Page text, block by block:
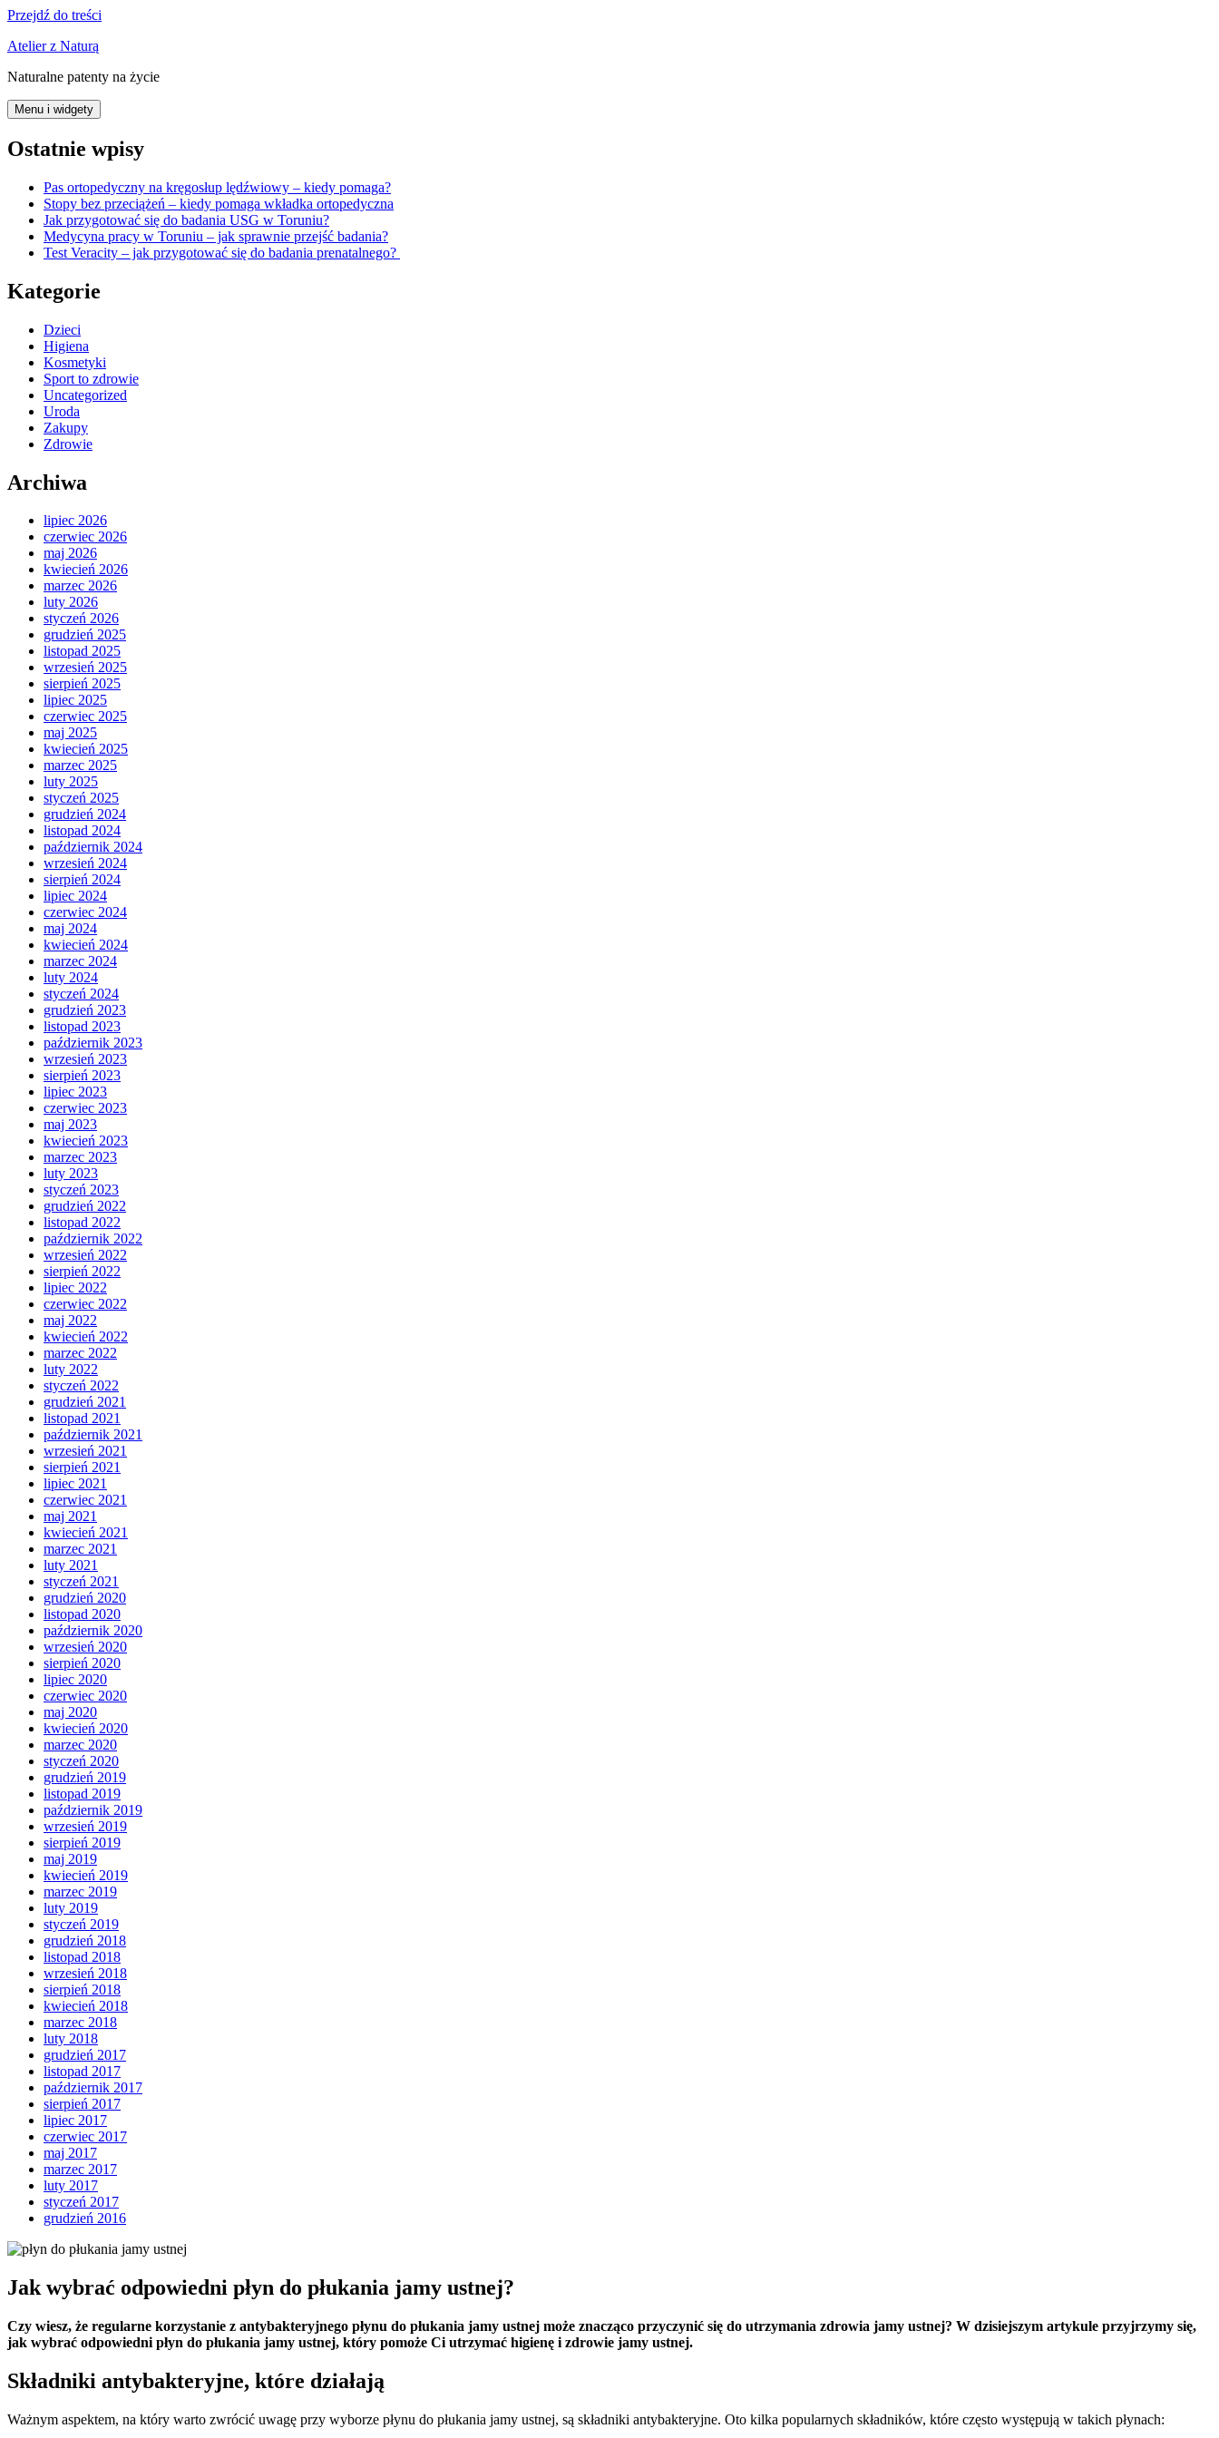
Przejdź do treści
Atelier z Naturą
Naturalne patenty na życie
Menu i widgety
Ostatnie wpisy
Pas ortopedyczny na kręgosłup lędźwiowy – kiedy pomaga?
Stopy bez przeciążeń – kiedy pomaga wkładka ortopedyczna
Jak przygotować się do badania USG w Toruniu?
Medycyna pracy w Toruniu – jak sprawnie przejść badania?
Test Veracity – jak przygotować się do badania prenatalnego?
Kategorie
Dzieci
Higiena
Kosmetyki
Sport to zdrowie
Uncategorized
Uroda
Zakupy
Zdrowie
Archiwa
lipiec 2026
czerwiec 2026
maj 2026
kwiecień 2026
marzec 2026
luty 2026
styczeń 2026
grudzień 2025
listopad 2025
wrzesień 2025
sierpień 2025
lipiec 2025
czerwiec 2025
maj 2025
kwiecień 2025
marzec 2025
luty 2025
styczeń 2025
grudzień 2024
listopad 2024
październik 2024
wrzesień 2024
sierpień 2024
lipiec 2024
czerwiec 2024
maj 2024
kwiecień 2024
marzec 2024
luty 2024
styczeń 2024
grudzień 2023
listopad 2023
październik 2023
wrzesień 2023
sierpień 2023
lipiec 2023
czerwiec 2023
maj 2023
kwiecień 2023
marzec 2023
luty 2023
styczeń 2023
grudzień 2022
listopad 2022
październik 2022
wrzesień 2022
sierpień 2022
lipiec 2022
czerwiec 2022
maj 2022
kwiecień 2022
marzec 2022
luty 2022
styczeń 2022
grudzień 2021
listopad 2021
październik 2021
wrzesień 2021
sierpień 2021
lipiec 2021
czerwiec 2021
maj 2021
kwiecień 2021
marzec 2021
luty 2021
styczeń 2021
grudzień 2020
listopad 2020
październik 2020
wrzesień 2020
sierpień 2020
lipiec 2020
czerwiec 2020
maj 2020
kwiecień 2020
marzec 2020
styczeń 2020
grudzień 2019
listopad 2019
październik 2019
wrzesień 2019
sierpień 2019
maj 2019
kwiecień 2019
marzec 2019
luty 2019
styczeń 2019
grudzień 2018
listopad 2018
wrzesień 2018
sierpień 2018
kwiecień 2018
marzec 2018
luty 2018
grudzień 2017
listopad 2017
październik 2017
sierpień 2017
lipiec 2017
czerwiec 2017
maj 2017
marzec 2017
luty 2017
styczeń 2017
grudzień 2016
Jak wybrać odpowiedni płyn do płukania jamy ustnej?
Czy wiesz, że regularne korzystanie z antybakteryjnego płynu do płukania jamy ustnej może znacząco przyczynić się do utrzymania zdrowia jamy ustnej? W dzisiejszym artykule przyjrzymy się,
jak wybrać odpowiedni płyn do płukania jamy ustnej, który pomoże Ci utrzymać higienę i zdrowie jamy ustnej.
Składniki antybakteryjne, które działają
Ważnym aspektem, na który warto zwrócić uwagę przy wyborze płynu do płukania jamy ustnej, są składniki antybakteryjne. Oto kilka popularnych składników, które często występują w takich płynach: